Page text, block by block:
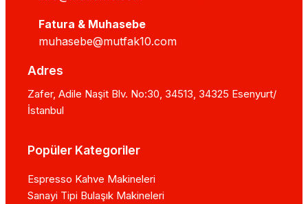
Fatura & Muhasebe
muhasebe@mutfak10.com
Adres
Zafer, Adile Naşit Blv. No:30, 34513, 34325 Esenyurt/
İstanbul
Popüler Kategoriler
Espresso Kahve Makineleri
Sanayi Tipi Bulaşık Makineleri